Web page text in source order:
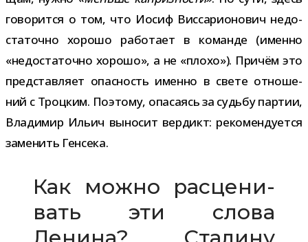
гово­рится о том, что Иосиф Виссарионович недо­
ста­точно хорошо рабо­тает в команде (именно
«недо­ста­точно хорошо», а не «плохо»). Причём это
пред­став­ляет опас­ность именно в свете отно­ше­
ний с Троцким. Поэтому, опа­са­ясь за судьбу пар­тии,
Владимир Ильич выно­сит вер­дикт: реко­мен­ду­ется
заме­нить Генсека.
Как можно рас­це­ни­
вать эти слова